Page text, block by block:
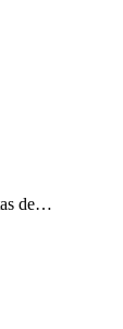
de…